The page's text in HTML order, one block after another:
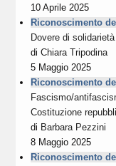
10 Aprile 2025
Riconoscimento
Dovere di
diChiara Tripodina
5 Maggio 2025
Riconoscimento
Fascismo/
Costituzione
di Barbara Pezzini
8 Maggio 2025
Riconoscimento